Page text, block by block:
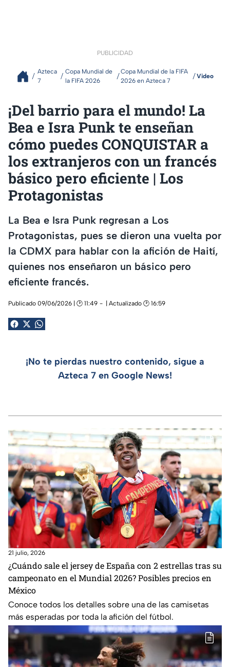
PUBLICIDAD
Azteca
7
Copa Mundial de
la FIFA 2026
Copa Mundial de la FIFA
2026 en Azteca 7
Video
¡Del barrio para el mundo! La
Bea e Isra Punk te enseñan
cómo puedes CONQUISTAR a
los extranjeros con un francés
básico pero eficiente | Los
Protagonistas
La Bea e Isra Punk regresan a Los
Protagonistas, pues se dieron una vuelta por
la CDMX para hablar con la afición de Haití,
quienes nos enseñaron un básico pero
eficiente francés.
Publicado 09/06/2026 | 🕑 11:49 | Actualizado 🕑 16:59
¡No te pierdas nuestro contenido, sigue a
Azteca 7 en Google News!
21 julio, 2026
¿Cuándo sale el jersey de España con 2 estrellas tras su
campeonato en el Mundial 2026? Posibles precios en
México
Conoce todos los detalles sobre una de las camisetas
más esperadas por toda la afición del fútbol.